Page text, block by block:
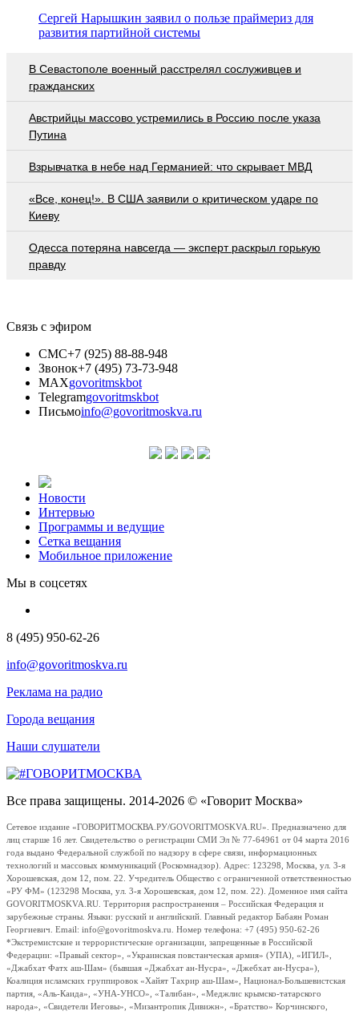
Сергей Нарышкин заявил о пользе праймериз для
развития партийной системы
В Севастополе военный расстрелял сослуживцев и
гражданских
Австрийцы массово устремились в Россию после указа
Путина
Взрывчатка в небе над Германией: что скрывает МВД
«Все, конец!». В США заявили о критическом ударе по
Киеву
Oдecca пoтeрянa нaвceгдa — экcпeрт рacкрыл гoрькую
прaвду
Связь с эфиром
СМС+7 (925) 88-88-948
Звонок+7 (495) 73-73-948
MAXgovoritmskbot
Telegramgovoritmskbot
Письмоinfo@govoritmoskva.ru
Новости
Интервью
Программы и ведущие
Сетка вещания
Мобильное приложение
Мы в соцсетях
8 (495) 950-62-26
info@govoritmoskva.ru
Реклама на радио
Города вещания
Наши слушатели
Все права защищены. 2014-2026 © «Говорит Москва»
Сетевое издание «ГОВОРИТМОСКВА.РУ/GOVORITMOSKVA.RU». Предназначено для
лиц старше 16 лет. Свидетельство о регистрации СМИ Эл № 77-64961 от 04 марта 2016
года выдано Федеральной службой по надзору в сфере связи, информационных
технологий и массовых коммуникаций (Роскомнадзор). Адрес: 123298, Москва, ул. 3-я
Хорошевская, дом 12, пом. 22. Учредитель Общество с ограниченной ответственностью
«РУ ФМ» (123298 Москва, ул. 3-я Хорошевская, дом 12, пом. 22). Доменное имя сайта
GOVORITMOSKVA.RU. Территория распространения – Российская Федерация и
зарубежные страны. Языки: русский и английский. Главный редактор Бабаян Роман
Георгиевич. Email: info@govoritmoskva.ru. Номер телефона: +7 (495) 950-62-26
*Экстремистские и террористические организации, запрещенные в Российской
Федерации: «Правый сектор», «Украинская повстанческая армия» (УПА), «ИГИЛ»,
«Джабхат Фатх аш-Шам» (бывшая «Джабхат ан-Нусра», «Джебхат ан-Нусра»),
Коалиция исламских группировок «Хайят Тахрир аш-Шам», Национал-Большевистская
партия, «Аль-Каида», «УНА-УНСО», «Талибан», «Меджлис крымско-татарского
народа», «Свидетели Иеговы», «Мизантропик Дивижн», «Братство» Корчинского,